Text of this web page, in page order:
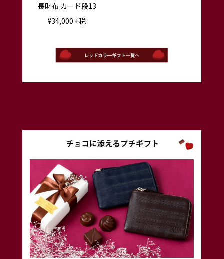
長財布 カード段13
¥34,000 +税